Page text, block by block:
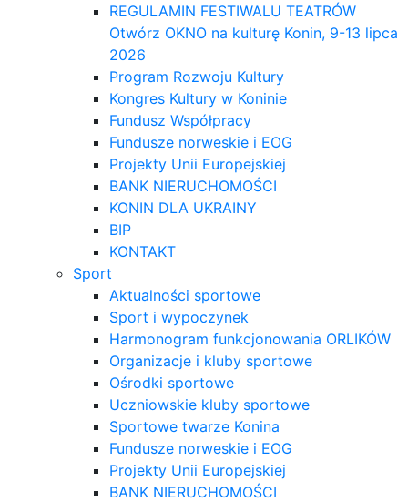
REGULAMIN FESTIWALU TEATRÓW
Otwórz OKNO na kulturę Konin, 9-13 lipca
2026
Program Rozwoju Kultury
Kongres Kultury w Koninie
Fundusz Współpracy
Fundusze norweskie i EOG
Projekty Unii Europejskiej
BANK NIERUCHOMOŚCI
KONIN DLA UKRAINY
BIP
KONTAKT
Sport
Aktualności sportowe
Sport i wypoczynek
Harmonogram funkcjonowania ORLIKÓW
Organizacje i kluby sportowe
Ośrodki sportowe
Uczniowskie kluby sportowe
Sportowe twarze Konina
Fundusze norweskie i EOG
Projekty Unii Europejskiej
BANK NIERUCHOMOŚCI